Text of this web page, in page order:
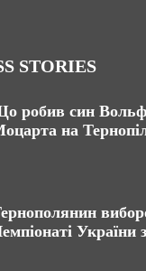
STORIES
робив син
на
України